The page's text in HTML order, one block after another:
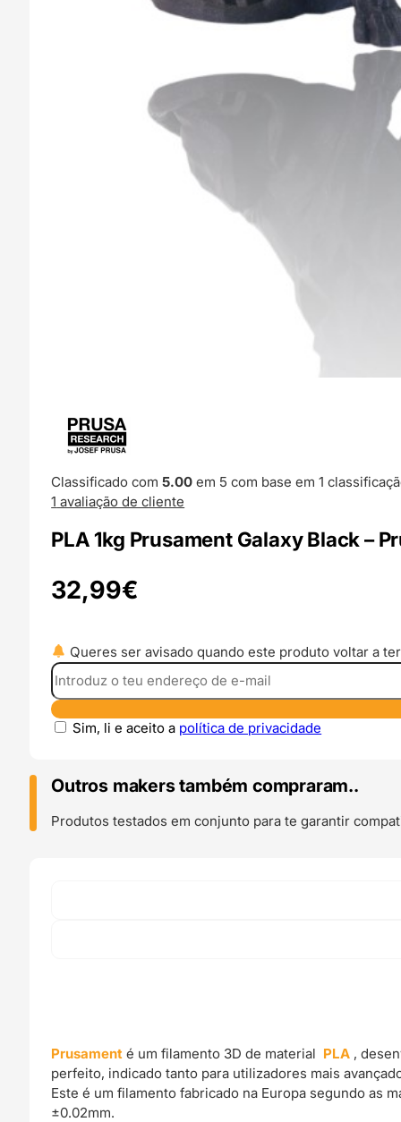
Classificado com5.00 em 5 com base em1
1 avaliação de cliente
PLA 1kg Prusament Galaxy Black –
32,99€
Queres ser avisado quando este produto voltar a
Sim, li e aceito a política de privacidade
Outros makers também compraram..
Produtos testados em conjunto para te garantir
Prusament é um filamento 3D de material PLA ,
perfeito, indicado tanto para utilizadores mais
Este é um filamento fabricado na Europa segundo as
±0.02mm.